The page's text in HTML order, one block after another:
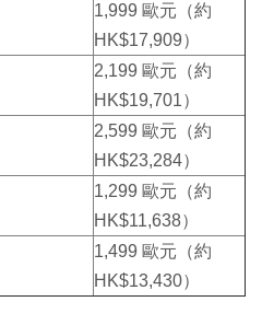
1,999 歐元（約
HK$17,909）
2,199 歐元（約
HK$19,701）
2,599 歐元（約
HK$23,284）
1,299 歐元（約
HK$11,638）
1,499 歐元（約
HK$13,430）